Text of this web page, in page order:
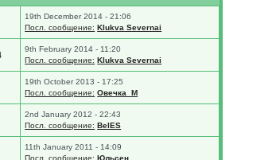
19th December 2014 - 21:06
Посл. сообщение: Klukva Severnai
9th February 2014 - 11:20
Посл. сообщение: Klukva Severnai
19th October 2013 - 17:25
Посл. сообщение: Овечка_М
2nd January 2012 - 22:43
Посл. сообщение: BelES
11th January 2011 - 14:09
Посл. сообщение: Юльсен